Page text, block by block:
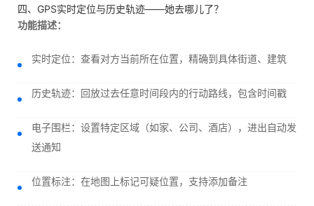
四、GPS实时定位与历史轨迹——她去哪儿了？
功能描述：
实时定位：查看对方当前所在位置，精确到具体街道、建筑
历史轨迹：回放过去任意时间段内的行动路线，包含时间戳
电子围栏：设置特定区域（如家、公司、酒店），进出自动发
送通知
位置标注：在地图上标记可疑位置，支持添加备注